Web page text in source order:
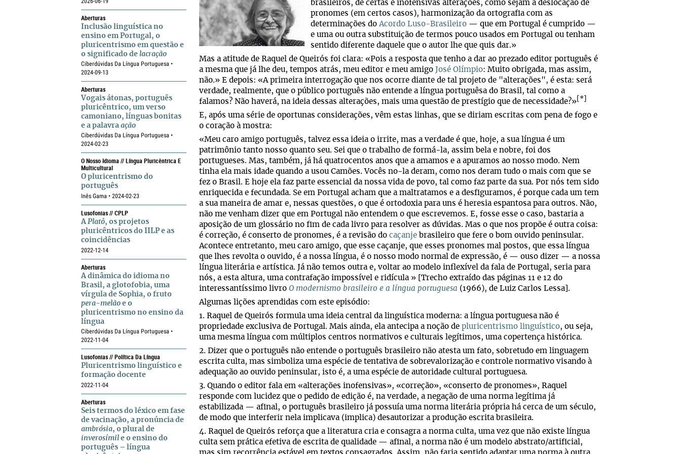
Aberturas
Inclusão linguística no
ensino em Portugal, o
pluricentrismo em questão e
o significado de lacração
Ciberdúvidas Da Língua Portuguesa •
2024-09-13
Aberturas
Vogais átonas, português
pluricêntrico, um verso
camoniano, línguas bonitas
e a palavra ação
Ciberdúvidas Da Língua Portuguesa •
2024-02-23
O Nosso Idioma // Língua Pluricêntrica E
Multicultural
O pluricentrismo do
português
Inês Gama • 2024-02-23
Lusofonias // CPLP
A Platô, os projetos
pluricêntricos do IILP e as
coincidências
2022-12-14
Aberturas
A dinâmica do idioma no
Brasil, a glotofobia, uma
vírgula de Sophia, o fruto
pera-melão e o
pluricentrismo no ensino da
língua
Ciberdúvidas Da Língua Portuguesa •
2022-11-04
Lusofonias // Política Da Língua
Pluricentrismo linguístico e
formação docente
2022-11-04
Aberturas
Seis termos do léxico em fase
de vacinação, a pronúncia de
ambrósia, o plural de
inverosímil e o ensino do
português – língua
brasileiros, de certas e inofensivas alterações, como sejam a deslocação de
pronomes (em certos casos), harmonização da ortografia com as
determinações doAcordo Luso-Brasileiro — que em Portugal é cumprido —
e uma ou outra substituição de termos pouco usados em Portugal ou tenham
sentido diferente daquele que o autor lhe que quis dar.»
Mas a atitude de Raquel de Queirós foi clara: «Pois a resposta que tenho a dar ao prezado editor português é
a mesma que já lhe deu, tempos atrás, meu editor e meu amigo José Olímpio: Muito obrigada, mas assim,
não.» E depois: «A primeira interrogação que nos ocorre diante de tal projeto de "alterações", é esta: será
verdade, realmente, que o público português não entende a língua portuguêsa do Brasil, tal como a
falamos? Não haverá, na ideia dessas alterações, mais uma questão de prestígio que de necessidade?» [*]
E, após uma série de oportunas considerações, vêm estas linhas, que se diriam escritas com pena de fogo e
o coração à mostra:
«Meu caro amigo português, talvez essa ideia o irrite, mas a verdade é que, hoje, a sua língua é um
patrimônio tanto nosso quanto seu. Sei que o trabalho de formá-la, assim bela e nobre, foi dos
portugueses. Mas, também, já há quatrocentos anos que a amamos e a apuramos ao nosso modo. Nem
tinha ela mais idade quando a usou Camões. Vocês no-la deram, como nos deram tudo o mais com que se
fez o Brasil. E hoje ela faz parte essencial da nossa vida de povo, tal como faz parte da sua. Por nós tem sido
enriquecida e fecundada. Se em Portugal acham que a maltratamos e a desfiguramos, é porque cada um tem
a sua maneira de amar e, nessas questões, o que é ortodoxia para uns é heresia espantosa para outros. Não,
não me venham dizer que em Portugal não entendem o que escrevemos. E, fosse esse o caso, bastaria a
aposição de um glossário no fim de cada livro para resolver as dúvidas. Mas o que nos propõe é outra coisa:
é correção, é conserto de pronomes, é a revisão do caçanje brasileiro que fere o bom ouvido peninsular.
Acontece entretanto, meu caro amigo, que esse caçanje, que esses pronomes mal postos, que essa língua
que lhes revolta o ouvido, é a nossa língua, é o nosso modo normal de expressão, é — ouso dizer — a nossa
língua literária e artística. Já não temos outra e, voltar ao modelo inflexível da fala de Portugal, seria para
nós, a esta altura, uma contrafação impossível e ridícula » [Trecho extraído das páginas 11 e 12 do
interessantíssimo livro O modernismo brasileiro e a língua portuguesa (1966), de Luiz Carlos Lessa].
Algumas lições aprendidas com este episódio:
1. Raquel de Queirós formula uma ideia central da linguística moderna: a língua portuguesa não é
propriedade exclusiva de Portugal. Mais ainda, ela antecipa a noção de pluricentrismo linguístico, ou seja,
uma mesma língua com múltiplos centros normativos e culturais legítimos, uma copertença histórica.
2. Dizer que o português não entende o português brasileiro não atesta um fato, sobretudo em linguagem
escrita culta, mas simboliza uma espécie de tentativa de sobrevalorização e controle normativo visando à
adequação ao ouvido peninsular, isto é, a uma espécie de autoridade cultural portuguesa.
3. Quando o editor fala em «alterações inofensivas», «correção», «conserto de pronomes», Raquel
responde com lucidez que o pedido de edição é, na verdade, a negação de uma norma legítima já
estabilizada — afinal, o português brasileiro já possuía uma norma literária própria há cerca de um século,
de modo que interferir nela implicava (implica) desautorizar a produção escrita brasileira.
4. Raquel de Queirós reforça que a literatura cria e consagra a norma culta, uma vez que não existe língua
culta sem prática efetiva de escrita de qualidade — afinal, a norma não é um modelo abstrato/artificial,